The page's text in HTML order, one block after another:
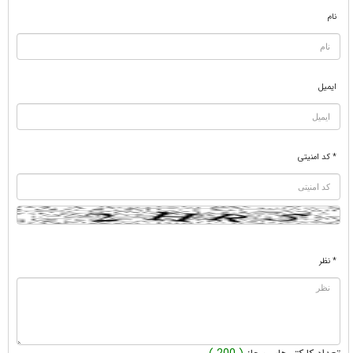
نام
ایمیل
* کد امنیتی
* نظر